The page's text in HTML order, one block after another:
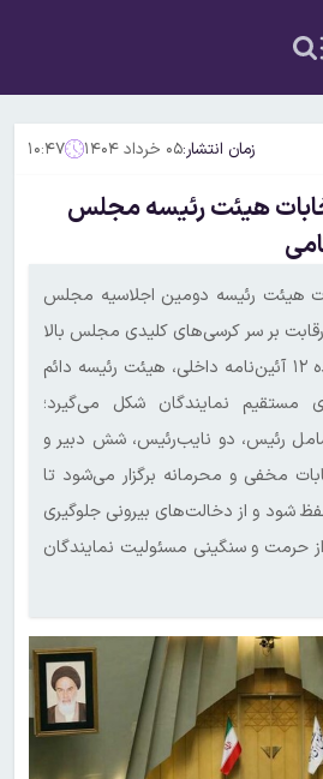
زمان انتشار:۰۵ خرداد ۱۴۰۴ ۱۰:۴۷
هیئت رئیسه مجلس
هیئت رئیسه دومین اجلاسیه مجلس
بر سر کرسی‌های کلیدی مجلس بالا
گرفته است. بر اساس ماده ۱۲ آئین‌نامه داخلی، هیئت رئیسه دائم
نمایندگان شکل می‌گیرد؛
نفره که شامل رئیس، دو نایب‌رئیس، شش دبیر و
مخفی و محرمانه برگزار می‌شود تا
شود و از دخالت‌های بیرونی جلوگیری
حرمت و سنگینی مسئولیت نمایندگان